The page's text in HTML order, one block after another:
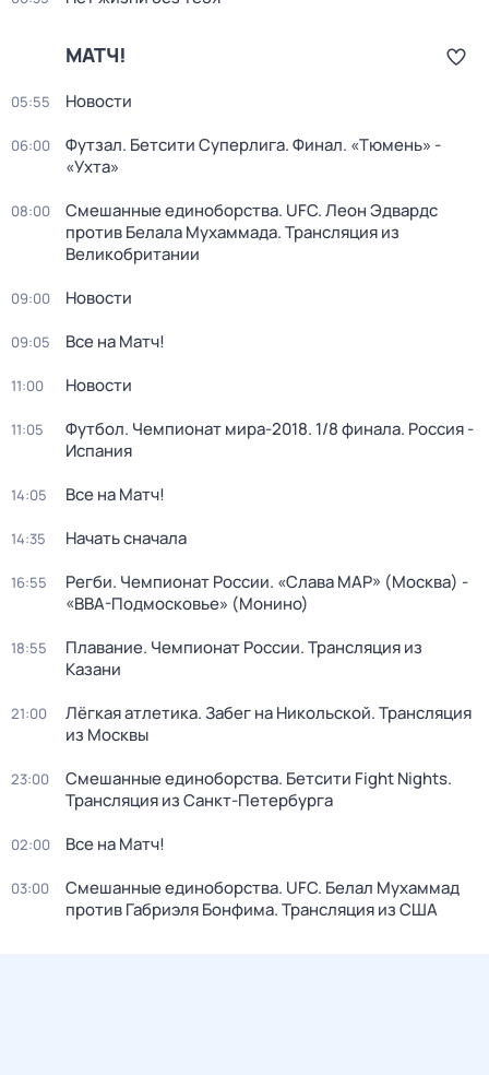
МАТЧ!
05:55 Новости
06:00
Футзал. Бетсити Суперлига. Финал. «Тюмень» -
«Ухта»
08:00
Смешанные единоборства. UFC. Леон Эдвардс
против Белала Мухаммада. Трансляция из
Великобритании
09:00 Новости
09:05 Все на Матч!
11:00 Новости
11:05
Футбол. Чемпионат мира-2018. 1/8 финала. Россия -
Испания
14:05 Все на Матч!
14:35 Начать сначала
16:55
Регби. Чемпионат России. «Слава МАР» (Москва) -
«ВВА-Подмосковье» (Монино)
18:55
Плавание. Чемпионат России. Трансляция из
Казани
21:00
Лёгкая атлетика. Забег на Никольской. Трансляция
из Москвы
23:00
Смешанные единоборства. Бетсити Fight Nights.
Трансляция из Санкт-Петербурга
02:00 Все на Матч!
03:00
Смешанные единоборства. UFC. Белал Мухаммад
против Габриэля Бонфима. Трансляция из США